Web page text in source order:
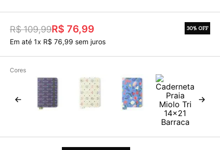
R$ 109,99R$ 76,99
Em até 1x R$ 76,99 sem juros
30% OFF
Cores
Melissa
Caderneta
10ºArgolado